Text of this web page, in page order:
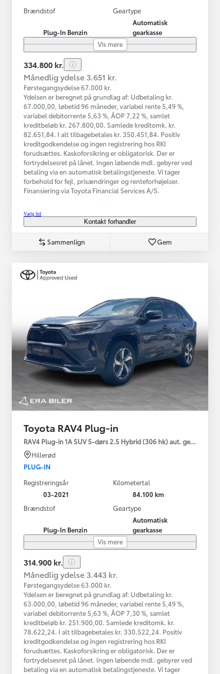
Brændstof
Plug-In Benzin
Geartype
Automatisk
gearkasse
Vis mere
334.800 kr.
Månedlig ydelse 3.651 kr.
Førstegangsydelse 67.000 kr.
Ydelsen er beregnet på grundlag af: Udbetaling kr.
67.000,00, løbetid 96 måneder, variabel rente 5,49 %,
variabel debitorrente 5,63 %, ÅOP 7,22 %, samlet
kreditbeløb kr. 267.800,00. Samlede kreditomk. kr.
82.651,84. I alt tilbagebetales kr. 350.451,84. Positiv
kreditgodkendelse og ingen registrering hos RKI
forudsættes. Kaskoforsikring er obligatorisk. Der er
fortrydelsesret på lånet. Ingen løbende mdl. gebyrer ved
betaling via en automatisk betalingstjeneste. Vi tager
forbehold for fejl, prisændringer og renteforhøjelser.
Finansiering via Toyota Financial Services A/S.
Vælg bil
Kontakt forhandler
Sammenlign Gem
Toyota RAV4 Plug-in
RAV4 Plug-in 1A SUV 5-dørs 2.5 Hybrid (306 hk) aut. gear
Hillerød
PLUG-IN
Registreringsår
03-2021
Kilometertal
84.100 km
Brændstof
Plug-In Benzin
Geartype
Automatisk
gearkasse
Vis mere
314.900 kr.
Månedlig ydelse 3.443 kr.
Førstegangsydelse 63.000 kr.
Ydelsen er beregnet på grundlag af: Udbetaling kr.
63.000,00, løbetid 96 måneder, variabel rente 5,49 %,
variabel debitorrente 5,63 %, ÅOP 7,30 %, samlet
kreditbeløb kr. 251.900,00. Samlede kreditomk. kr.
78.622,24. I alt tilbagebetales kr. 330.522,24. Positiv
kreditgodkendelse og ingen registrering hos RKI
forudsættes. Kaskoforsikring er obligatorisk. Der er
fortrydelsesret på lånet. Ingen løbende mdl. gebyrer ved
betaling via en automatisk betalingstjeneste. Vi tager